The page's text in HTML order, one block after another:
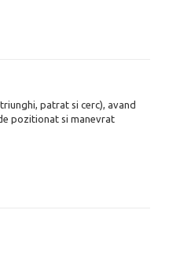
patrat si cerc), avand
pozitionat si manevrat